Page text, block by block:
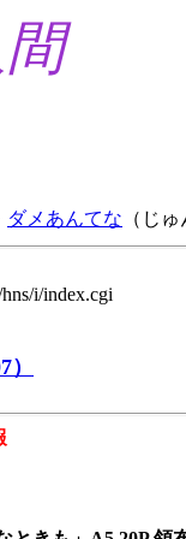
ダメあんてな （じ
i/index.cgi